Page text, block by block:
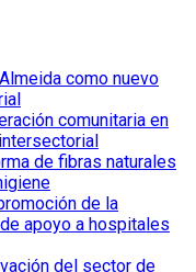
como nuevo
comunitaria en
de fibras naturales
de la
apoyo a hospitales
del sector de